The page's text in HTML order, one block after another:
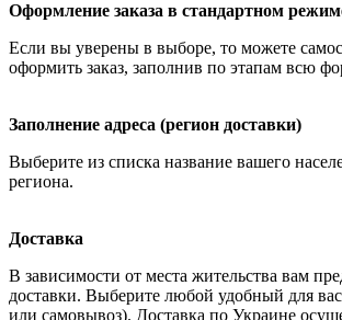
Оформление заказа в стандартном
Если вы уверены в выборе, то можете
оформить заказ, заполнив по этапам всю
Заполнение адреса (регион доставки)
Выберите из списка название вашего
региона.
Доставка
В зависимости от места жительства вам
доставки. Выберите любой удобный для
или самовывоз). Доставка по Украине